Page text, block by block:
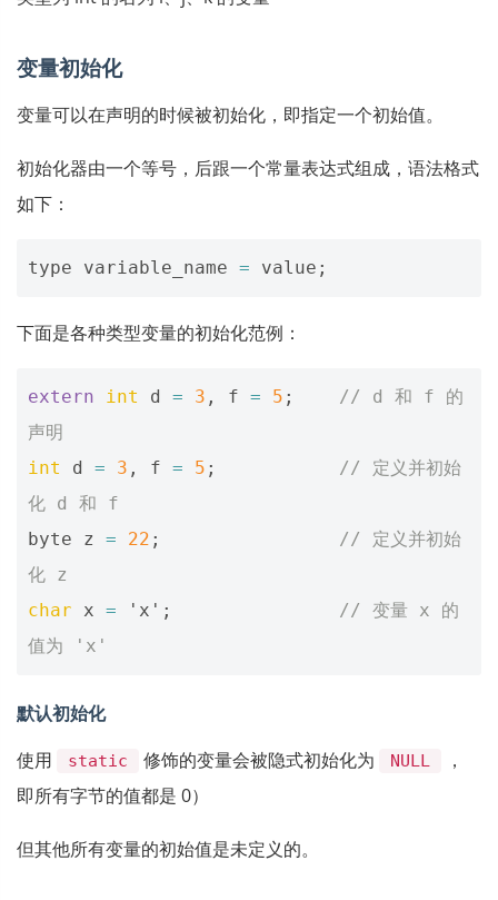
变量初始化
变量可以在声明的时候被初始化，即指定一个初始值。
初始化器由一个等号，后跟一个常量表达式组成，语法格式
如下：
type variable_name = value ;
下面是各种类型变量的初始化范例：
extern int d = 3 , f = 5 ;
// d 和 f 的
声明
int
d = 3 , f = 5 ;
// 定义并初始
化 d 和 f
byte
z = 22 ;
// 定义并初始
化 z
char
x = 'x' ;
// 变量 x 的
值为 'x'
默认初始化
使用
static 修饰的变量会被隐式初始化为 NULL
，
即所有字节的值都是 0）
但其他所有变量的初始值是未定义的。